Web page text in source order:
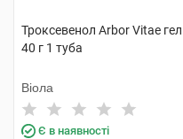
Троксевенол Arbor Vitae
40 г 1 туба
Віола
Є в наявності